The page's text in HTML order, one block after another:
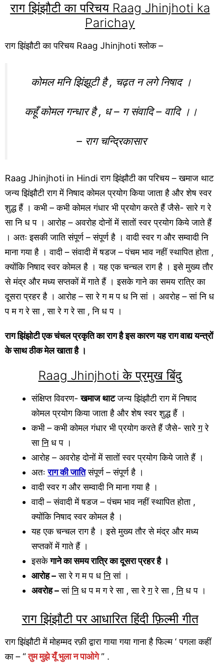
राग झिंझौटी का परिचय Raag Jhinjhoti ka
Parichay
राग झिंझौटी का परिचय Raag Jhinjhoti श्लोक –
कोमल मनि झिंझूटी है , चढ़त न लगे निषाद ।
कहूँ कोमल गन्धार है , ध – ग संवादि – वादि ।।
– राग चन्द्रिकासार
Raag Jhinjhoti in Hindi राग झिंझौटी का परिचय – खमाज थाट
जन्य झिंझौटी राग में निषाद कोमल प्रयोग किया जाता है और शेष स्वर
शुद्ध हैं । कभी – कभी कोमल गंधार भी प्रयोग करते हैं जैसे- सारे ग रे
सा नि ध प । आरोह – अवरोह दोनों में सातों स्वर प्रयोग किये जाते हैं
। अतः इसकी जाति संपूर्ण – संपूर्ण है । वादी स्वर ग और सम्वादी नि
माना गया है । वादी – संवादी में षडज – पंचम भाव नहीं स्थापित होता ,
क्योंकि निषाद स्वर कोमल है । यह एक चन्चल राग है । इसे मुख्य तौर
से मंद्र और मध्य सप्तकों में गाते हैं । इसके गाने का समय रात्रि का
दूसरा प्रहर है । आरोह – सा रे ग म प ध नि सां । अवरोह – सां नि ध
प म ग रे सा , सा रे ग रे सा , नि ध प ।
राग झिंझोटी एक चंचल प्रकृति का राग है इस कारण यह राग वाद्य यन्त्रों
के साथ ठीक मेल खाता है ।
Raag Jhinjhoti के प्रमुख बिंदु
संक्षिप्त विवरण-खमाज थाटजन्य झिंझौटी राग में निषाद
कोमल प्रयोग किया जाता है और शेष स्वर शुद्ध हैं ।
कभी – कभी कोमल गंधार भी प्रयोग करते हैं जैसे- सारेगरे
सानिध प ।
आरोह – अवरोह दोनों में सातों स्वर प्रयोग किये जाते हैं ।
अतःराग की जातिसंपूर्ण – संपूर्ण है ।
वादी स्वर ग और सम्वादी नि माना गया है ।
वादी – संवादी में षडज – पंचम भाव नहीं स्थापित होता ,
क्योंकि निषाद स्वर कोमल है ।
यह एक चन्चल राग है । इसे मुख्य तौर से मंद्र और मध्य
सप्तकों में गाते हैं ।
इसकेगाने का समय रात्रि का दूसरा प्रहर है ।
आरोह –सा रे ग म प धनिसां ।
अवरोह –सांनिध प म ग रे सा , सा रेगरे सा ,निध प ।
राग झिंझौटी पर आधारित हिंदी फ़िल्मी गीत
राग झिंझौटी में मोहम्मद रफ़ी द्वारा गाया गया गाना है फिल्म ‘ पगला कहीं
का – “तुम मुझे यूँ भुला न पाओगे ” .